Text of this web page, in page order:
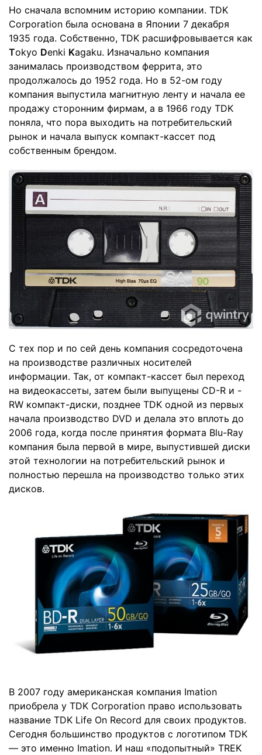
Но сначала вспомним историю компании. TDK
Corporation была основана в Японии 7 декабря
1935 года. Собственно, TDK расшифровывается как
Tokyo Denki Kagaku. Изначально компания
занималась производством феррита, это
продолжалось до 1952 года. Но в 52-ом году
компания выпустила магнитную ленту и начала ее
продажу сторонним фирмам, а в 1966 году TDK
поняла, что пора выходить на потребительский
рынок и начала выпуск компакт-кассет под
собственным брендом.
С тех пор и по сей день компания сосредоточена
на производстве различных носителей
информации. Так, от компакт-кассет был переход
на видеокассеты, затем были выпущены CD-R и -
RW компакт-диски, позднее TDK одной из первых
начала производство DVD и делала это вплоть до
2006 года, когда после принятия формата Blu-Ray
компания была первой в мире, выпустившей диски
этой технологии на потребительский рынок и
полностью перешла на производство только этих
дисков.
В 2007 году американская компания Imation
приобрела у TDK Corporation право использовать
название TDK Life On Record для своих продуктов.
Сегодня большинство продуктов с логотипом TDK
— это именно Imation. И наш «подопытный» TREK